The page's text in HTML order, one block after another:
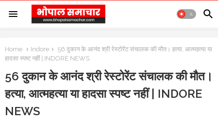
Home Indore
56 दुकान के आनंद श्री रेस्टोरेंट संचालक की मौत। हत्या, आत्महत्या या
हादसा स्पष्ट नहीं | INDORE NEWS
56 दुकान के आनंद श्री रेस्टोरेंट संचालक की मौत।
हत्या, आत्महत्या या हादसा स्पष्ट नहीं | INDORE
NEWS